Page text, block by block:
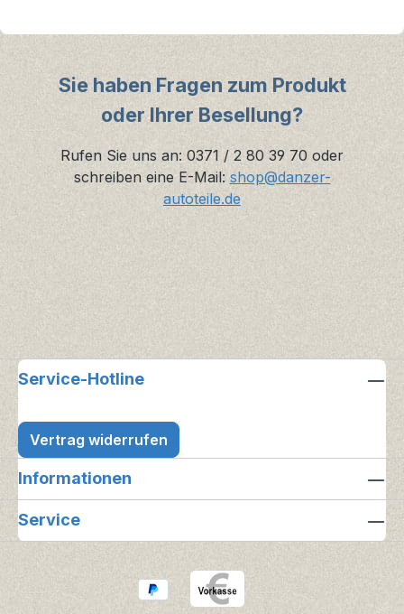
Sie haben Fragen zum Produkt
oder Ihrer Besellung?
Rufen Sie uns an: 0371 / 2 80 39 70 oder
schreiben eine E-Mail: shop@danzer-
autoteile.de
Service-Hotline
Vertrag widerrufen
Informationen
Service